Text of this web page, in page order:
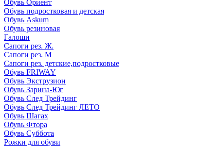
Обувь Ориент
Обувь подростковая и детская
Обувь Askum
Обувь резиновая
Галоши
Сапоги рез. Ж.
Сапоги рез. М
Сапоги рез. детские,подростковые
Обувь FRIWAY
Обувь Экструзион
Обувь Зарина-Юг
Обувь След Трейдинг
Обувь След Трейдинг ЛЕТО
Обувь Шагах
Обувь Фтора
Обувь Суббота
Рожки для обуви